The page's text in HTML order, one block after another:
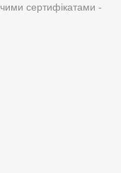
сертифікатами -